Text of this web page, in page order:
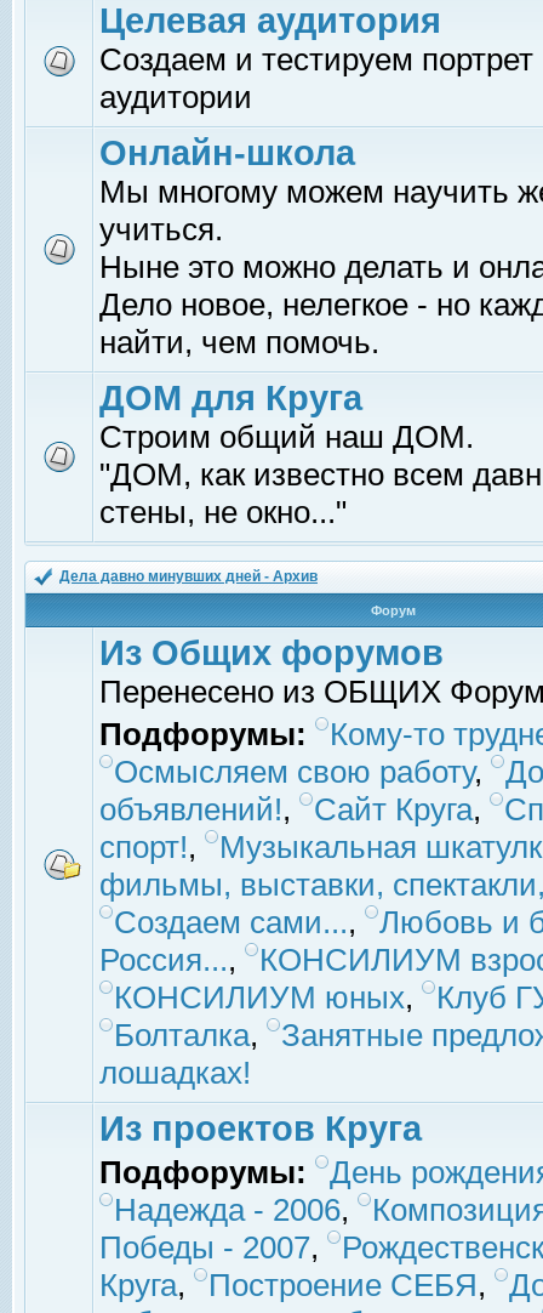
Целевая аудитория
Создаем и тестируем
аудитории
Онлайн-школа
Мы многому можем научить
учиться.
Ныне это можно делать и
Дело новое, нелегкое - но
найти, чем помочь.
ДОМ для Круга
Строим общий наш ДОМ.
"ДОМ, как известно всем
стены, не окно..."
Дела давно минувших дней - Архив
Форум
Из Общих форумов
Перенесено из ОБЩИХ
Подфорумы:
Кому-то
Осмысляем свою работу,
объявлений!, Сайт Круга,
спорт!,
Музыкальная
фильмы, выставки,
Создаем сами...,
Любовь и
Россия...,
КОНСИЛИУМ
КОНСИЛИУМ юных,
Клуб
Болталка,
Занятные
лошадках!
Из проектов Круга
Подфорумы:
День
Надежда - 2006,
Победы - 2007,
Круга, Построение СЕБЯ,